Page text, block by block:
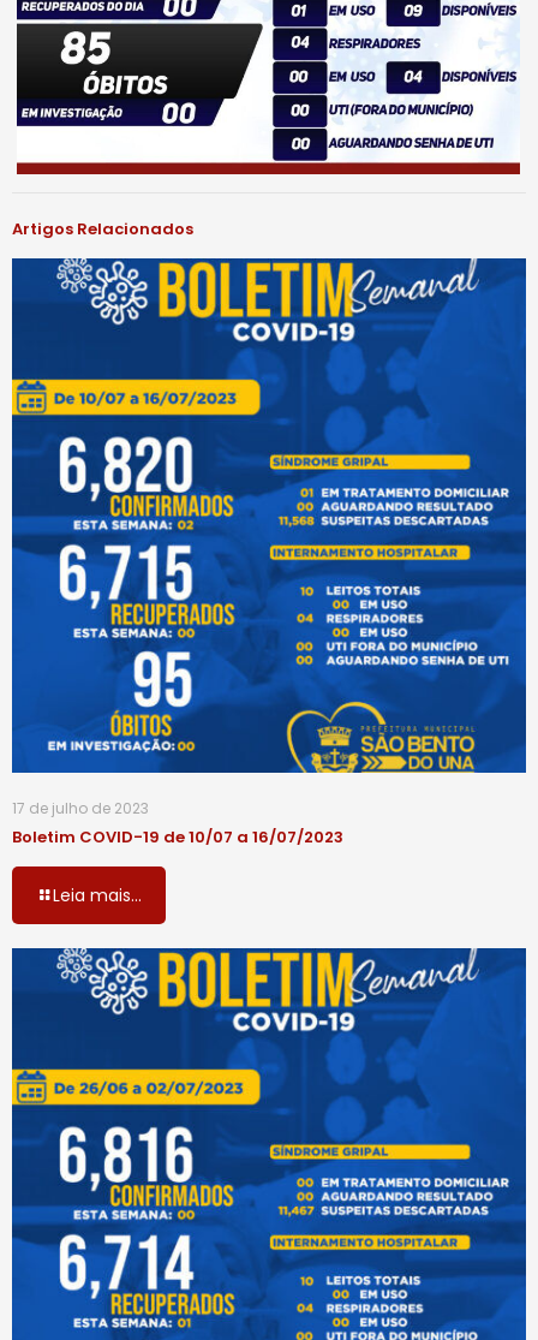
Artigos Relacionados
17 de julho de 2023
Boletim COVID-19 de 10/07 a 16/07/2023
Leia mais...